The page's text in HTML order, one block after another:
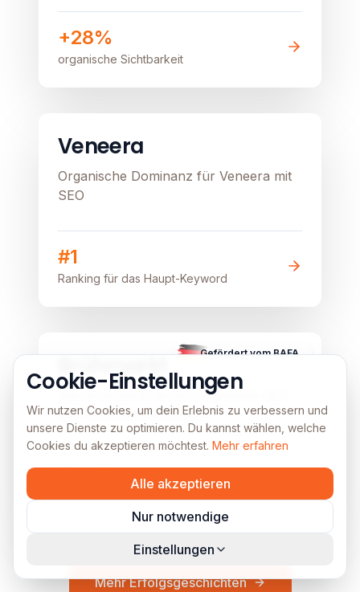
+28%
organische Sichtbarkeit
E-Commerce Healthcare
Veneera
Organische Dominanz für Veneera mit
SEO
#1
Ranking für das Haupt-Keyword
Gefördert vom BAFA
B2C E-Commerce Lokal
Brühmarkt
Wie Brühmarkt.de durch gezielte SEO
den Kaffeemarkt erobert
Rankings für Haupt-Keywords
Mehr Erfolgsgeschichten
Cookie-Einstellungen
Wir nutzen Cookies, um dein Erlebnis zu verbessern und
unsere Dienste zu optimieren. Du kannst wählen, welche
Cookies du akzeptieren möchtest. Mehr erfahren
Alle akzeptieren
Nur notwendige
Einstellungen